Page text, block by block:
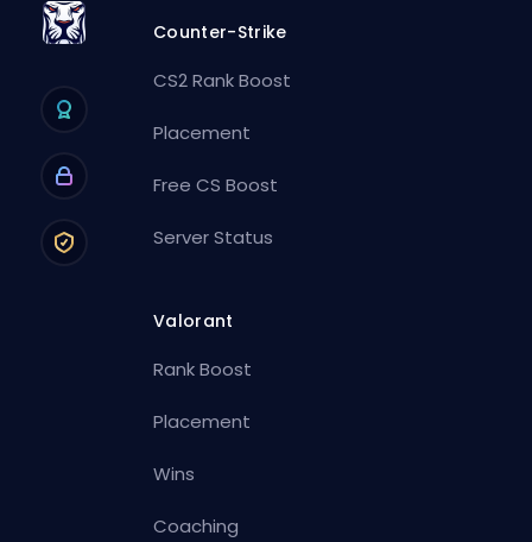
Counter-Strike
CS2 Rank Boost
Placement
Free CS Boost
Server Status
Valorant
Rank Boost
Placement
Wins
Coaching